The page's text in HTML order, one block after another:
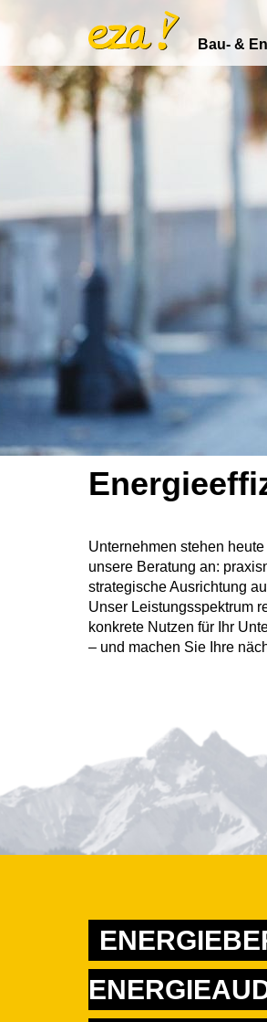
Bau- &
Unternehmen stehen
unsere Beratung an:
strategische Ausrichtung
Unser Leistungsspektrum
konkrete Nutzen für Ihr
– und machen Sie Ihre